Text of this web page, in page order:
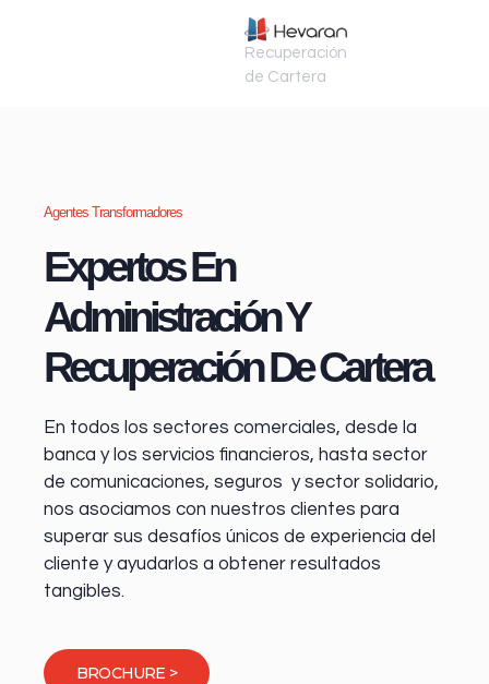
Recuperación
de Cartera
Agentes Transformadores
Expertos En
Administración Y
Recuperación De Cartera
En todos los sectores comerciales, desde la
banca y los servicios financieros, hasta sector
de comunicaciones, seguros y sector solidario,
nos asociamos con nuestros clientes para
superar sus desafíos únicos de experiencia del
cliente y ayudarlos a obtener resultados
tangibles.
BROCHURE >